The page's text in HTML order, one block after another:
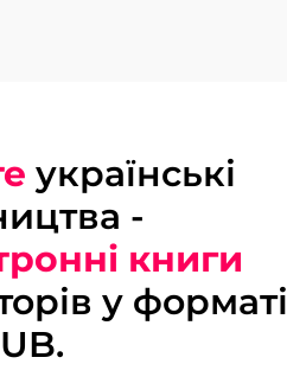
українські
-
книги
у форматі